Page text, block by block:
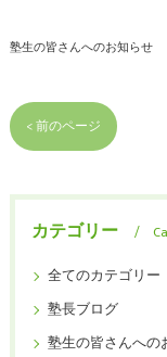
塾生の皆さんへのお知らせ
< 前のページ
カテゴリー
全てのカテゴリー
塾長ブログ
塾生の皆さんへの